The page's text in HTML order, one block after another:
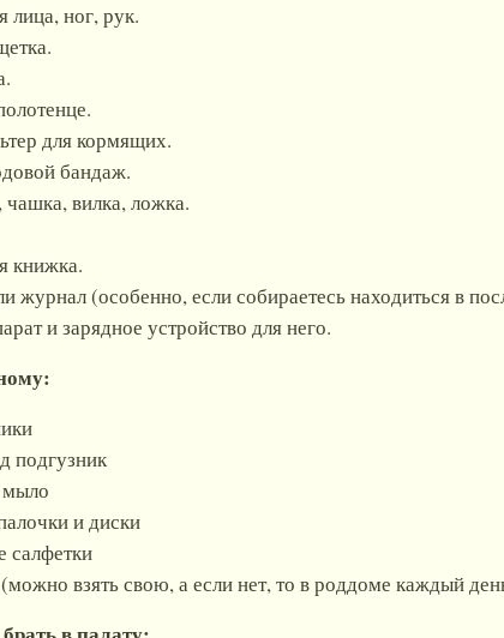
лица, ног, рук.
для кормящих.
бандаж.
чашка, вилка, ложка.
книжка.
журнал (особенно, если собираетесь находиться в
и зарядное устройство для него.
подгузник
мыло
и диски
салфетки
взять свою, а если нет, то в роддоме каждый